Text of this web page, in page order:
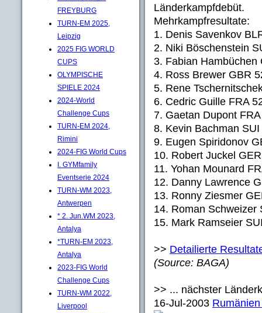
FREYBURG
TURN-EM 2025,
Leipzig
2025 FIG WORLD
CUPS
OLYMPISCHE
SPIELE 2024
2024-World
Challenge Cups
TURN-EM 2024,
Rimini
2024-FIG World Cups
I. GYMfamily
Eventserie 2024
TURN-WM 2023,
Antwerpen
* 2. Jun.WM 2023,
Antalya
*TURN-EM 2023,
Antalya
2023-FIG World
Challenge Cups
TURN-WM 2022,
Liverpool
Länderkampfdebüt.
Mehrkampfresultate:
1. Denis Savenkov
2. Niki Böschenstein
3. Fabian Hambüchen
4. Ross Brewer GBR
5. Rene
6. Cedric Guille FRA
7. Gaetan Dupont
8. Kevin Bachman
9. Eugen Spiridonov
10. Robert Juckel
11. Yohan Mounard
12. Danny Lawrence
13. Ronny Ziesmer
14. Roman Schweizer
15. Mark Ramseier
>> Detailierte
(Source: BAGA)
>> ... nächster
16-Jul-2003